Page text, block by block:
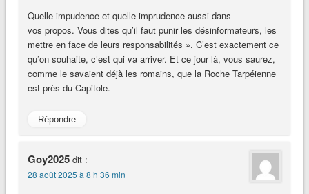
Quelle impudence et quelle imprudence aussi dans
vos propos. Vous dites qu’il faut punir les désinformateurs, les
mettre en face de leurs responsabilités ». C’est exactement ce
qu’on souhaite, c’est qui va arriver. Et ce jour là, vous saurez,
comme le savaient déjà les romains, que la Roche Tarpéienne
est près du Capitole.
Répondre
Goy2025 dit :
28 août 2025 à 8 h 36 min